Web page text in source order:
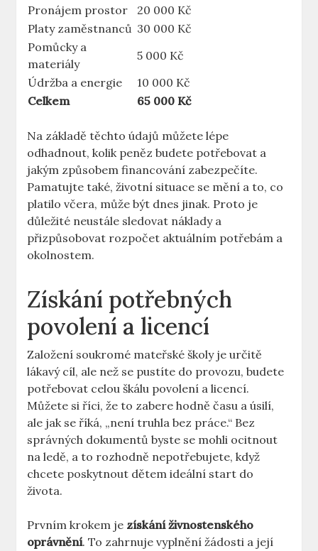
Pronájem prostor
20 000 Kč
Platy zaměstnanců 30 000 Kč
Pomůcky a
materiály
5 000 Kč
Údržba a energie
10 000 Kč
Celkem
65 000 Kč
Na základě těchto údajů můžete lépe
odhadnout, kolik peněz budete potřebovat a
jakým způsobem financování zabezpečíte.
Pamatujte také, životní situace se mění a to, co
platilo včera, může být dnes jinak. Proto je
důležité neustále sledovat náklady a
přizpůsobovat rozpočet aktuálním potřebám a
okolnostem.
Získání potřebných
povolení a licencí
Založení soukromé mateřské školy je určitě
lákavý cíl, ale než se pustíte do provozu, budete
potřebovat celou škálu povolení a licencí.
Můžete si říci, že to zabere hodně času a úsilí,
ale jak se říká, „není truhla bez práce.“ Bez
správných dokumentů byste se mohli ocitnout
na ledě, a to rozhodně nepotřebujete, když
chcete poskytnout dětem ideální start do
života.
Prvním krokem je získání živnostenského
oprávnění. To zahrnuje vyplnění žádosti a její